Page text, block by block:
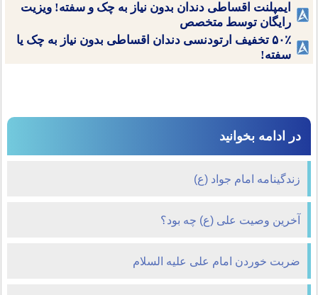
ایمپلنت اقساطی دندان بدون نیاز به چک و سفته! ویزیت
رایگان توسط متخصص
۵۰٪ تخفیف ارتودنسی دندان اقساطی بدون نیاز به چک یا
سفته!
در ادامه بخوانید
زندگينامه امام جواد (ع)
آخرین وصیت علی (ع) چه بود؟
ضربت خوردن امام علی علیه السلام